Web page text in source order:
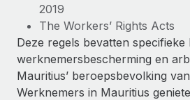
Compliance Watchtower
Blijf compliance-risico's voor
Apparaatbeheer
Lever en track wereldwijd IT-
BLOG
Global Payroll
EOR en PEO
2019
The Workers’ Rights Acts
Deze regels bevatten
werknemersbescherming en
Mauritius’ beroepsbevolking
Werknemers in Mauritius